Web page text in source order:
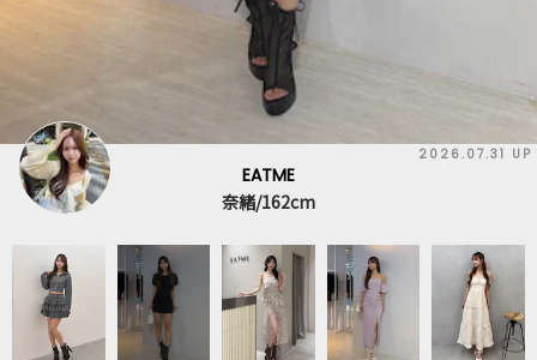
2026.07.31 UP
EATME
奈緒/162cm